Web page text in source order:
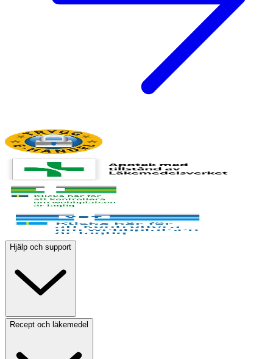
Hjälp och support
Recept och läkemedel